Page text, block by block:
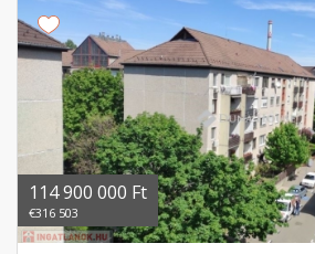
114 900 000 Ft
€316 503